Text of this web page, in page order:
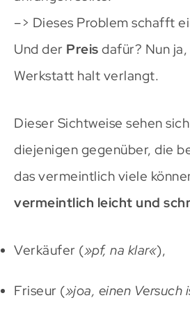
–> Dieses Problem schafft
Und der Preis dafür? Nun ja,
Werkstatt halt verlangt.
Dieser Sichtweise sehen
diejenigen gegenüber, die
das vermeintlich viele
vermeintlich leicht und
Verkäufer (»pf, na klar«),
Friseur (»joa, einen Versuch